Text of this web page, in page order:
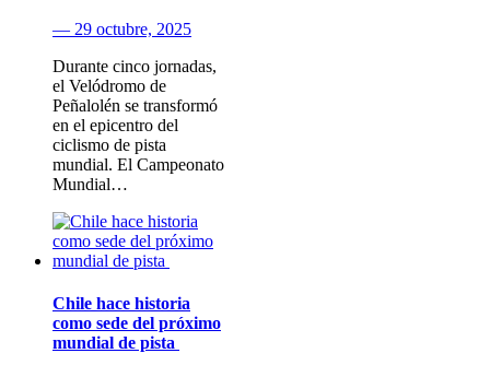
— 29 octubre, 2025
Durante cinco jornadas,
el Velódromo de
Peñalolén se transformó
en el epicentro del
ciclismo de pista
mundial. El Campeonato
Mundial…
Chile hace historia
como sede del próximo
mundial de pista